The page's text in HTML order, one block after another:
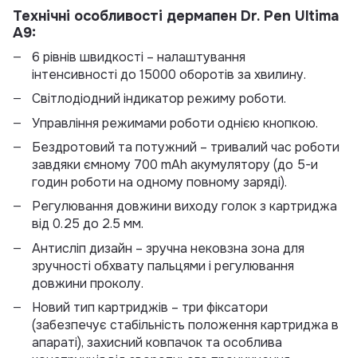
Технічні особливості дермапен Dr. Pen Ultima
A9:
6 рівнів швидкості – налаштування
інтенсивності до 15000 оборотів за хвилину.
Світлодіодний індикатор режиму роботи.
Управління режимами роботи однією кнопкою.
Бездротовий та потужний – тривалий час роботи
завдяки ємному 700 mAh акумулятору (до 5-и
годин роботи на одному повному заряді).
Регулювання довжини виходу голок з картриджа
від 0.25 до 2.5 мм.
Антисліп дизайн – зручна нековзна зона для
зручності обхвату пальцями і регулювання
довжини проколу.
Новий тип картриджів – три фіксатори
(забезпечує стабільність положення картриджа в
апараті), захисний ковпачок та особлива